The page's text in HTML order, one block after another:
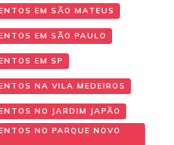
EM SÃO MATEUS
EM SÃO PAULO
EM SP
NA VILA MEDEIROS
NO JARDIM JAPÃO
NO PARQUE NOVO